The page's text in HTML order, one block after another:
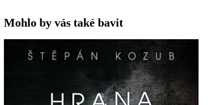
Mohlo by vás také bavit